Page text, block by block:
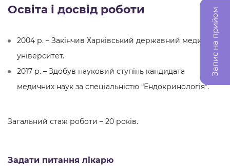
Освіта і досвід роботи
2004 р. – Закінчив Харківський державний медичний
університет.
2017 р. – Здобув науковий ступінь кандидата
медичних наук за спеціальністю “Ендокринологія”.
Загальний стаж роботи – 20 років.
Задати питання лікарю
Запис на прийом